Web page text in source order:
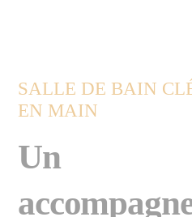
SALLE DE BAIN
EN MAIN
Un